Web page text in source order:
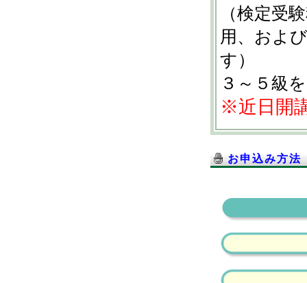
（検定受
用、およ
す）
３～５級
※近日開
お申込み方法